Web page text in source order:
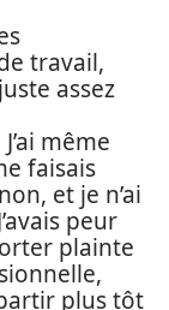
travail,
assez
même
faisais
et je n’ai
peur
plainte
plus tôt